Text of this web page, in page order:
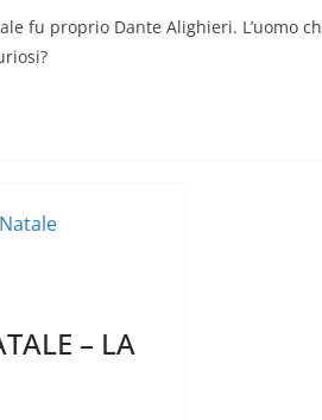
fu proprio Dante Alighieri. L’uomo
– LA